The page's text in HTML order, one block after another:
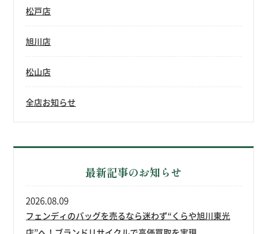
松戸店
旭川店
松山店
全店お知らせ
最新記事のお知らせ
フェンディのバッグを売るなら迷わず“くらや旭川東光
2026.08.09